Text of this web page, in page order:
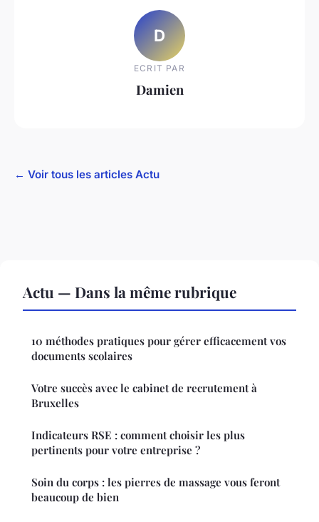
D
ECRIT PAR
Damien
← Voir tous les articles Actu
Actu — Dans la même rubrique
10 méthodes pratiques pour gérer efficacement vos
documents scolaires
Votre succès avec le cabinet de recrutement à
Bruxelles
Indicateurs RSE : comment choisir les plus
pertinents pour votre entreprise ?
Soin du corps : les pierres de massage vous feront
beaucoup de bien